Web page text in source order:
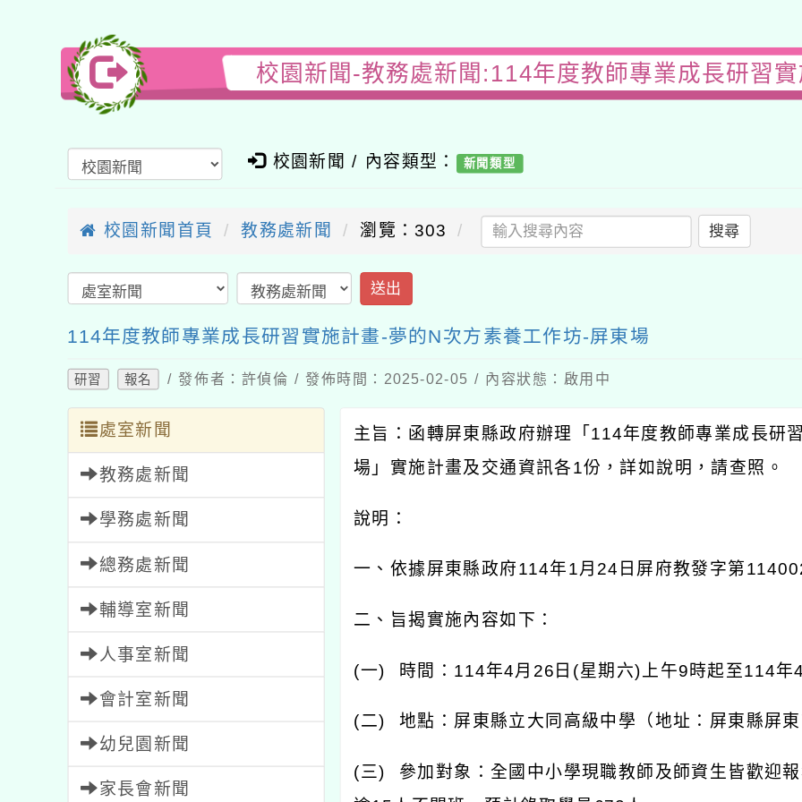
校園新聞-教務處新聞:114年度教師專業成長研習
校園新聞 / 內容類型： 新聞類型
校園新聞首頁 教務處新聞 瀏覽：303 搜尋
送出
114年度教師專業成長研習實施計畫-夢的N次方素養工作坊-屏東場
研習 報名 / 發佈者：許偵倫 / 發佈時間：2025-02-05 / 內容狀態：啟用中
處室新聞
教務處新聞
學務處新聞
總務處新聞
輔導室新聞
人事室新聞
會計室新聞
幼兒園新聞
家長會新聞
主旨：函轉屏東縣政府辦理「 114年度教師專業成長研
場」實施計畫及交通資訊各1份，詳如說明，請查照。
說明：
一、依據屏東縣政府114年1月 24 日屏府教發字第
二、旨揭實施內容如下：
(一) 時間： 114年4月 26 日 (星期六) 上午9時起至114年
(二) 地點：屏東縣立大同高級中學（地址：屏東縣屏
(三) 參加對象：全國中小學現職教師及師資生皆歡迎